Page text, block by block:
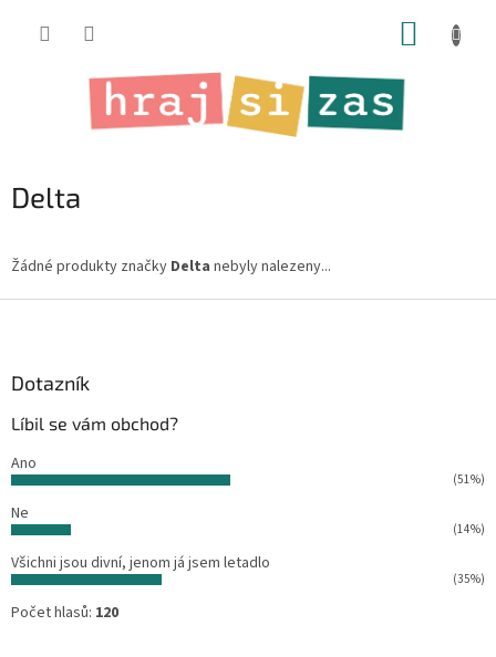
Delta
Žádné produkty značky Delta nebyly nalezeny...
Dotazník
Líbil se vám obchod?
Ano
(51%)
Ne
(14%)
Všichni jsou divní, jenom já jsem letadlo
(35%)
Počet hlasů: 120